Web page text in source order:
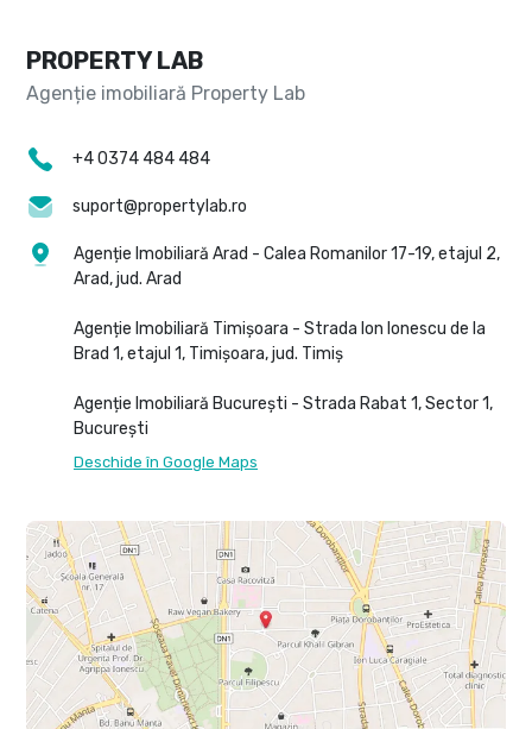
PROPERTY LAB
+4 0374 484 484
suport@propertylab.ro
Agenție Imobiliară Arad - Calea Romanilor 17-19, etajul 2,
Arad, jud. Arad
Agenție Imobiliară Timișoara - Strada Ion Ionescu de la
Brad 1, etajul 1, Timișoara, jud. Timiș
Agenție Imobiliară București - Strada Rabat 1, Sector 1,
București
Deschide în Google Maps